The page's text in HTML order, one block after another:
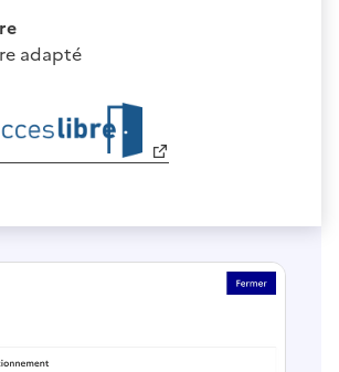
adapté